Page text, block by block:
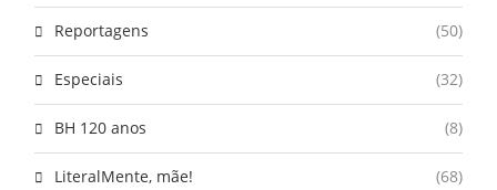
Reportagens (50)
Especiais (32)
BH 120 anos (8)
LiteralMente, mãe! (68)